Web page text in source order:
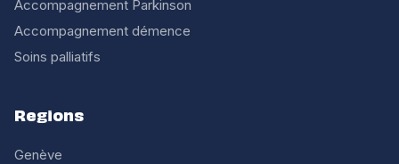
Accompagnement Parkinson
Accompagnement démence
Soins palliatifs
Regions
Genève